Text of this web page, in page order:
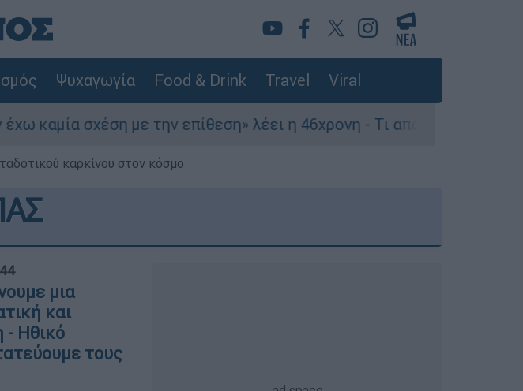
Ψυχαγωγία Food & Drink Travel Viral
με την επίθεση» λέει η 46χρονη - Τι αποκάλυψε στους αστυνομικούς
καρκίνου στον κόσμο
μια
και
- Ηθικό
τους